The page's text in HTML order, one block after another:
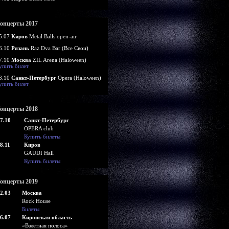
2017
Киров Metal Balls open-air
Рязань Raz Dva Bar (Все Свои)
Москва ZIL Arena (Haloween)
билет
Санкт-Петербург Opera (Haloween)
билет
2018
Санкт-Петербург
OPERA club
Купить билеты
Киров
GAUDI Hall
Купить билеты
2019
Москва
Rock House
Билеты
Кировская область
«Взлётная полоса»